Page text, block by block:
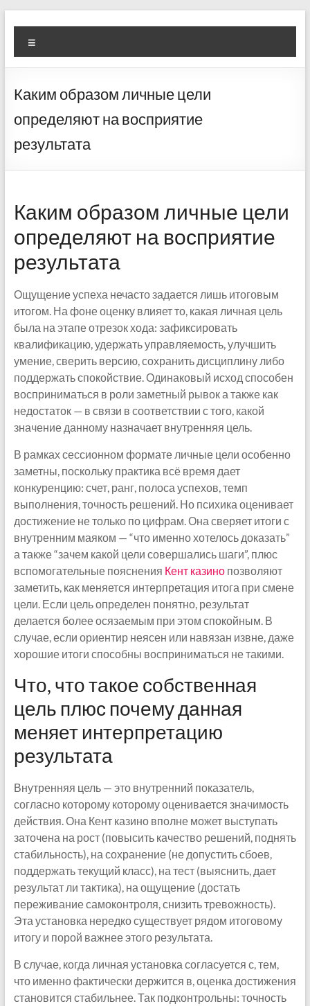
to
content
Diva
Aura
Pusat
Layanan
Buka
Каким образом личные цели
определяют на восприятие
результата
Каким образом личные цели
определяют на восприятие
результата
Ощущение успеха нечасто задается лишь итоговым
итогом. На фоне оценку влияет то, какая личная цель
была на этапе отрезок хода: зафиксировать
квалификацию, удержать управляемость, улучшить
умение, сверить версию, сохранить дисциплину либо
поддержать спокойствие. Одинаковый исход способен
восприниматься в роли заметный рывок а также как
недостаток — в связи в соответствии с того, какой
значение данному назначает внутренняя цель.
В рамках сессионном формате личные цели особенно
заметны, поскольку практика всё время дает
конкуренцию: счет, ранг, полоса успехов, темп
выполнения, точность решений. Но психика оценивает
достижение не только по цифрам. Она сверяет итоги с
внутренним маяком — “что именно хотелось доказать”
а также “зачем какой цели совершались шаги”, плюс
вспомогательные пояснения Кент казинопозволяют
заметить, как меняется интерпретация итога при смене
цели. Если цель определен понятно, результат
делается более осязаемым при этом спокойным. В
случае, если ориентир неясен или навязан извне, даже
хорошие итоги способны восприниматься не такими.
Что, что такое собственная
цель плюс почему данная
меняет интерпретацию
результата
Внутренняя цель — это внутренний показатель,
согласно которому которому оценивается значимость
действия. Она Кент казино вполне может выступать
заточена на рост (повысить качество решений, поднять
стабильность), на сохранение (не допустить сбоев,
поддержать текущий класс), на тест (выяснить, дает
результат ли тактика), на ощущение (достать
переживание самоконтроля, снизить тревожность).
Эта установка нередко существует рядом итоговому
итогу и порой важнее этого результата.
В случае, когда личная установка согласуется с, тем,
что именно фактически держится в, оценка достижения
становится стабильнее. Так подконтрольны: точность